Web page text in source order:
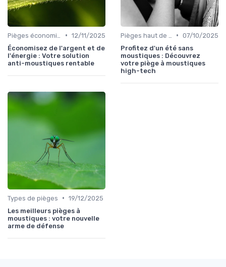
• 12/11/2025
Économisez de l'argent et de
l'énergie : Votre solution
anti-moustiques rentable
• 07/10/2025
Profitez d'un été sans
moustiques : Découvrez
votre piège à moustiques
high-tech
Types de pièges • 19/12/2025
Les meilleurs pièges à
moustiques : votre nouvelle
arme de défense